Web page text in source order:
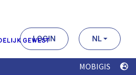
LOGIN NL
MOBIGIS